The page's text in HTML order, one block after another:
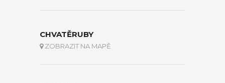
CHVATĚRUBY
ZOBRAZIT NA MAPĚ